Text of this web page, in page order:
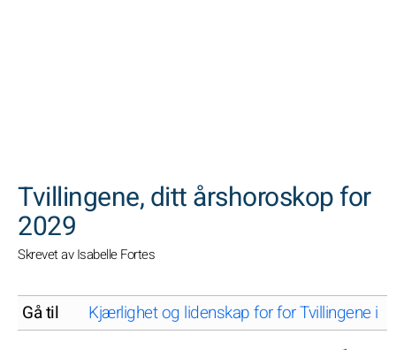
Tvillingene, ditt årshoroskop for
2029
Skrevet av Isabelle Fortes
Gå til Kjærlighet og lidenskap for for Tvillingene i